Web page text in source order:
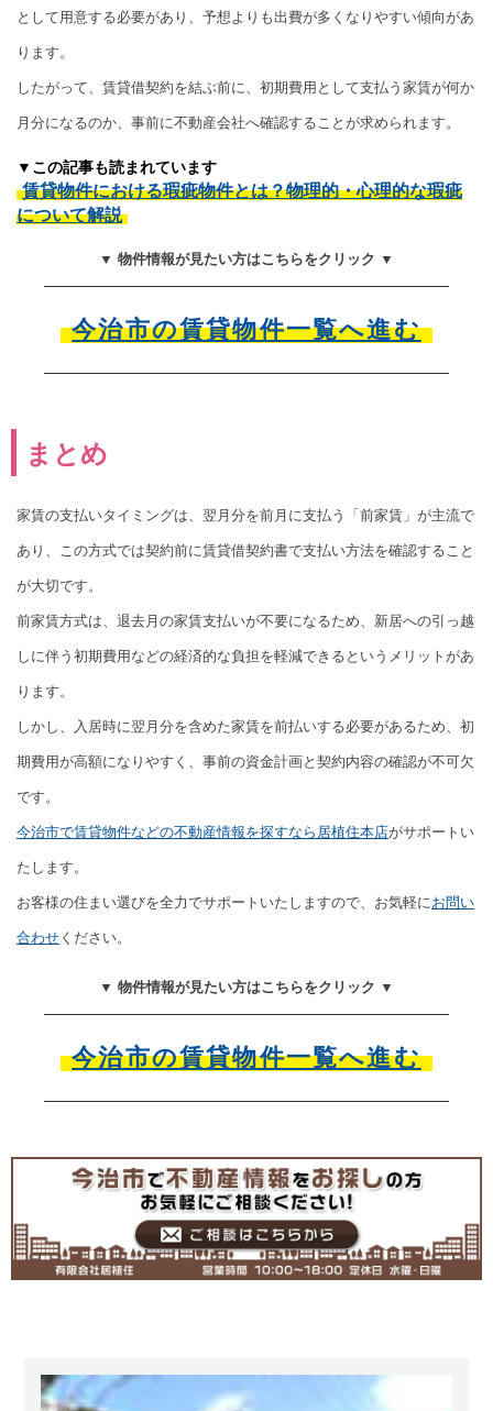
として用意する必要があり、予想よりも出費が多くなりやすい傾向があ
ります。
したがって、賃貸借契約を結ぶ前に、初期費用として支払う家賃が何か
月分になるのか、事前に不動産会社へ確認することが求められます。
▼この記事も読まれています
賃貸物件における瑕疵物件とは？物理的・心理的な瑕疵
について解説
▼ 物件情報が見たい方はこちらをクリック ▼
今治市の賃貸物件一覧へ進む
まとめ
家賃の支払いタイミングは、翌月分を前月に支払う「前家賃」が主流で
あり、この方式では契約前に賃貸借契約書で支払い方法を確認すること
が大切です。
前家賃方式は、退去月の家賃支払いが不要になるため、新居への引っ越
しに伴う初期費用などの経済的な負担を軽減できるというメリットがあ
ります。
しかし、入居時に翌月分を含めた家賃を前払いする必要があるため、初
期費用が高額になりやすく、事前の資金計画と契約内容の確認が不可欠
です。
今治市で賃貸物件などの不動産情報を探すなら居植住本店がサポートい
たします。
お客様の住まい選びを全力でサポートいたしますので、お気軽にお問い
合わせ ください。
▼ 物件情報が見たい方はこちらをクリック ▼
今治市の賃貸物件一覧へ進む